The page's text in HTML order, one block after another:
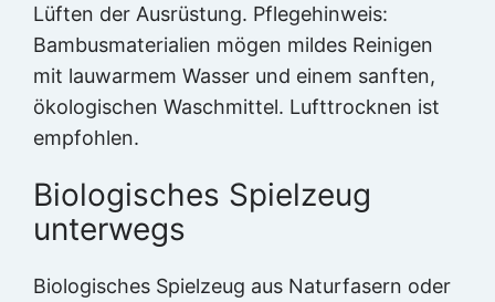
Lüften der Ausrüstung. Pflegehinweis:
Bambusmaterialien mögen mildes Reinigen
mit lauwarmem Wasser und einem sanften,
ökologischen Waschmittel. Lufttrocknen ist
empfohlen.
Biologisches Spielzeug
unterwegs
Biologisches Spielzeug aus Naturfasern oder